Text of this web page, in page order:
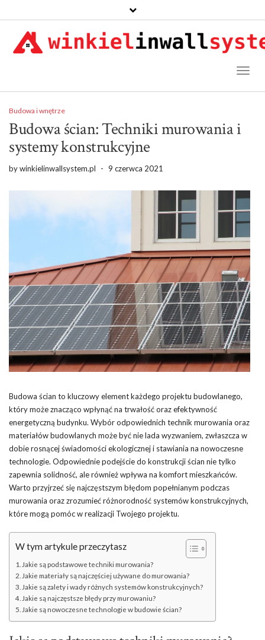
Budowa i wnętrze
Budowa ścian: Techniki murowania i
systemy konstrukcyjne
bywinkielinwallsystem.pl - 9 czerwca 2021
Budowa ścian to kluczowy element każdego projektu budowlanego,
który może znacząco wpłynąć na trwałość oraz efektywność
energetyczną budynku. Wybór odpowiednich technik murowania oraz
materiałów budowlanych może być nie lada wyzwaniem, zwłaszcza w
dobie rosnącej świadomości ekologicznej i stawiania na nowoczesne
technologie. Odpowiednie podejście do konstrukcji ścian nie tylko
zapewnia solidność, ale również wpływa na komfort mieszkańców.
Warto przyjrzeć się najczęstszym błędom popełnianym podczas
murowania oraz zrozumieć różnorodność systemów konstrukcyjnych,
które mogą pomóc w realizacji Twojego projektu.
W tym artykule przeczytasz
Jakie są podstawowe techniki murowania?
Jakie materiały są najczęściej używane do murowania?
Jakie są zalety i wady różnych systemów konstrukcyjnych?
Jakie są najczęstsze błędy przy murowaniu?
Jakie są nowoczesne technologie w budowie ścian?